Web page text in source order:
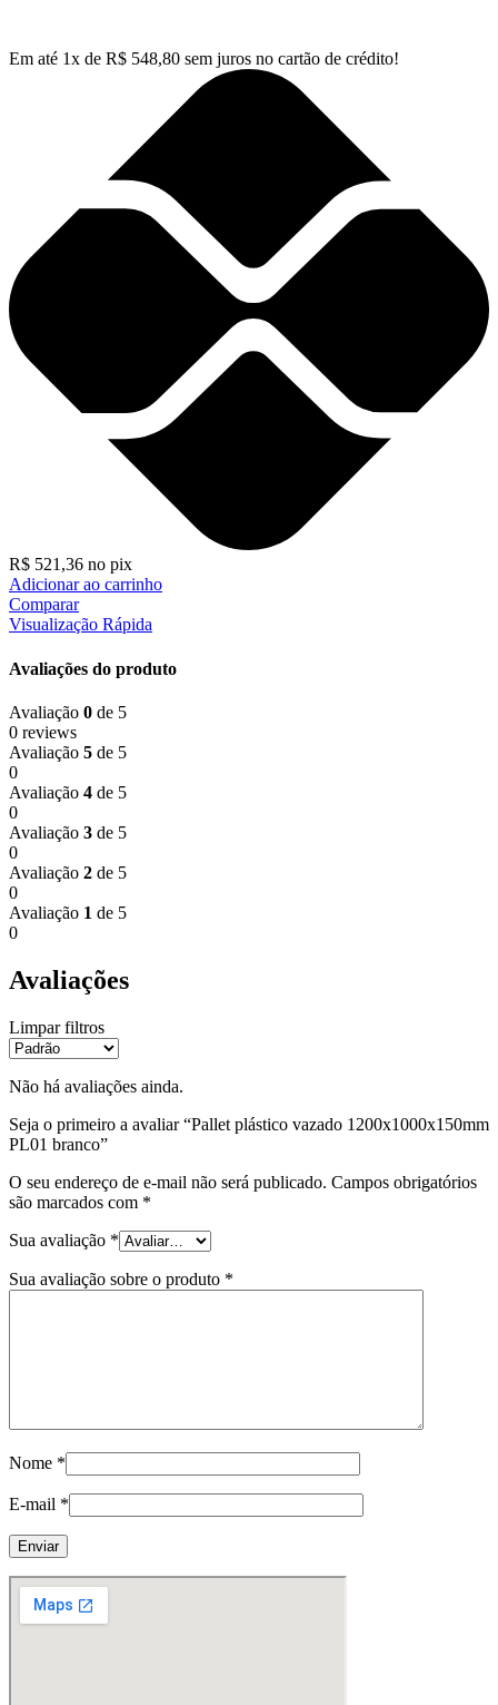
Em até 1x de R$ 548,80 sem juros no cartão de crédito!
R$ 521,36 no pix
Adicionar ao carrinho
Comparar
Visualização Rápida
Avaliações do produto
Avaliação 0 de 5
0 reviews
Avaliação 5 de 5
0
Avaliação 4 de 5
0
Avaliação 3 de 5
0
Avaliação 2 de 5
0
Avaliação 1 de 5
0
Avaliações
Limpar filtros
Não há avaliações ainda.
Seja o primeiro a avaliar “Pallet plástico vazado 1200x1000x150mm
PL01 branco”
O seu endereço de e-mail não será publicado. Campos obrigatórios
são marcados com *
Sua avaliação *
Sua avaliação sobre o produto *
Nome *
E-mail *